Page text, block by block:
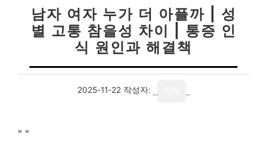
남자 여자 누가 더 아플까 | 성
별 고통 참을성 차이 | 통증 인
식 원인과 해결책
2025-11-22 작성자:
" "